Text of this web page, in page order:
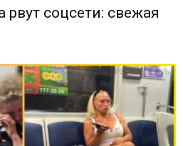
соцсети: свежая